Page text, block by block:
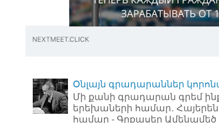
Օնլայն գրադարաններ
Մի քանի գրադարան գրեմ
երեխաների համար․
համար - Գրքասեր Ամենամեծ